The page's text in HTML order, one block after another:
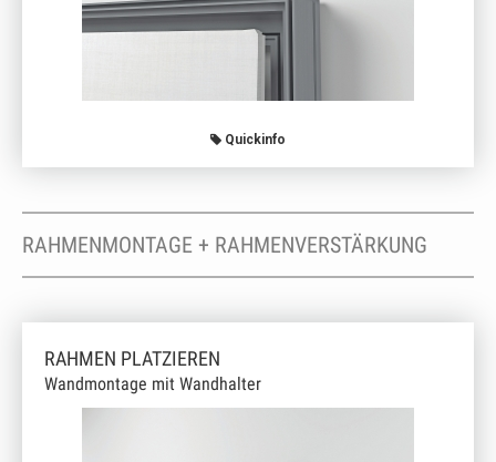
Quickinfo
RAHMENMONTAGE + RAHMENVERSTÄRKUNG
RAHMEN PLATZIEREN
Wandmontage mit Wandhalter